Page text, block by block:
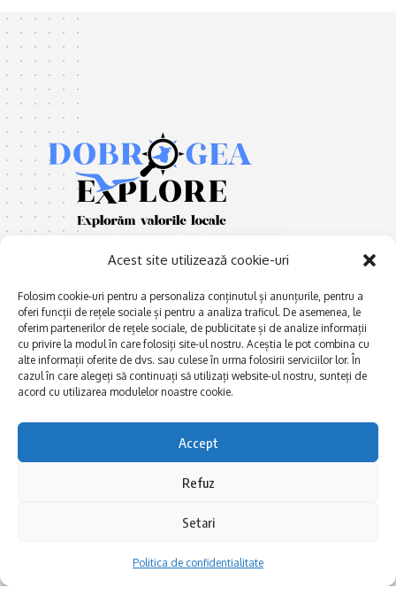
Acest site utilizează cookie-uri
Folosim cookie-uri pentru a personaliza conținutul și anunțurile, pentru a
oferi funcții de rețele sociale și pentru a analiza traficul. De asemenea, le
oferim partenerilor de rețele sociale, de publicitate și de analize informații
cu privire la modul în care folosiți site-ul nostru. Aceștia le pot combina cu
alte informații oferite de dvs. sau culese în urma folosirii serviciilor lor. În
cazul în care alegeți să continuați să utilizați website-ul nostru, sunteți de
acord cu utilizarea modulelor noastre cookie.
Accept
Refuz
Setari
Politica de confidentialitate
E xplorăm Dobrogea,
Explorăm valorile locale:
Deltă, Litoral, cele mai mari
biserici și mănăstiri, cele mai
FRUMOASE POVEȘTI.
Afaceri și meșteșuguri
Actualitate